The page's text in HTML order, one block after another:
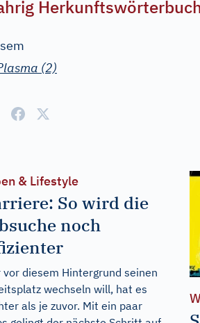
(2)
& Lifestyle
So wird die
noch
vor diesem Hintergrund seinen
wechseln will, hat es
als je zuvor. Mit ein paar